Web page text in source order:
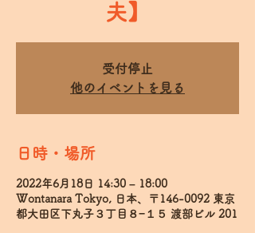
夫】
受付停止
他のイベントを見る
日時・場所
2022年6月18日 14:30 – 18:00
Wontanara Tokyo, 日本、〒146-0092 東京
都大田区下丸子３丁目８−１５ 渡部ビル 201